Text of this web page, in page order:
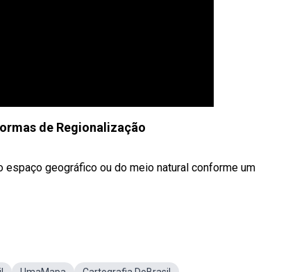
de Regionalização
geográfico ou do meio natural conforme um